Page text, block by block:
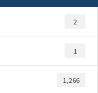
2
1
1,266